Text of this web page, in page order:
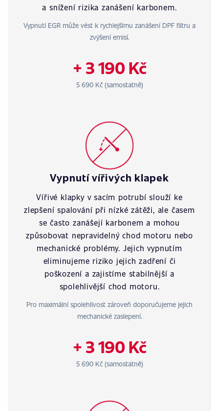
a snížení rizika zanášení karbonem.
Vypnutí EGR může vést k rychlejšímu zanášení DPF filtru a
zvýšení emisí.
+ 3 190 Kč
5 690 Kč (samostatně)
Vypnutí vířivých klapek
Vířivé klapky v sacím potrubí slouží ke
zlepšení spalování při nízké zátěži, ale časem
se často zanášejí karbonem a mohou
způsobovat nepravidelný chod motoru nebo
mechanické problémy. Jejich vypnutím
eliminujeme riziko jejich zadření či
poškození a zajistíme stabilnější a
spolehlivější chod motoru.
Pro maximální spolehlivost zároveň doporučujeme jejich
mechanické zaslepení.
+ 3 190 Kč
5 690 Kč (samostatně)